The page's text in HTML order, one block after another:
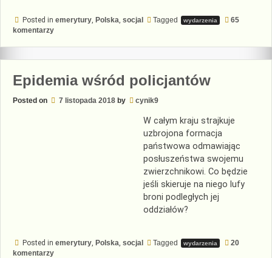
wytrzyma
teoretyczne”
Posted in emerytury, Polska, socjal Tagged wydarzenia
65
komentarzydo
buntów
teoretyczne
Epidemia wśród policjantów
Posted on 7 listopada 2018 by cynik9
W całym kraju strajkuje
uzbrojona formacja
państwowa odmawiając
posłuszeństwa swojemu
zwierzchnikowi. Co będzie
jeśli skieruje na niego lufy
broni podległych jej
oddziałów?
Posted in emerytury Polska socjal Tagged wydarzenia
20
komentarzydo